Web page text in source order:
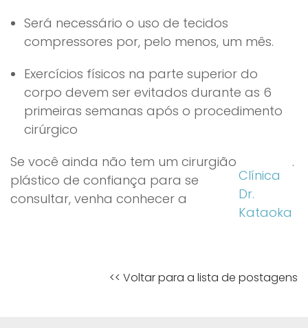
Será necessário o uso de tecidos
compressores por, pelo menos, um mês.
Exercícios físicos na parte superior do
corpo devem ser evitados durante as 6
primeiras semanas após o procedimento
cirúrgico
Se você ainda não tem um cirurgião
plástico de confiança para se
consultar, venha conhecer a
Clínica
Dr.
Kataoka
.
<< Voltar para a lista de postagens